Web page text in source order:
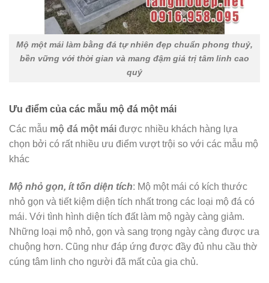
Mộ một mái làm bằng đá tự nhiên đẹp chuẩn phong thuỷ,
bền vững với thời gian và mang đậm giá trị tâm linh cao
quý
Ưu điểm của các mẫu mộ đá một mái
Các mẫu mộ đá một mái được nhiều khách hàng lựa
chọn bởi có rất nhiều ưu điểm vượt trội so với các mẫu mộ
khác
Mộ nhỏ gọn, ít tốn diện tích: Mộ một mái có kích thước
nhỏ gọn và tiết kiệm diện tích nhất trong các loại mộ đá có
mái. Với tình hình diện tích đất làm mộ ngày càng giảm.
Những loại mộ nhỏ, gọn và sang trọng ngày càng được ưa
chuộng hơn. Cũng như đáp ứng được đầy đủ nhu cầu thờ
cúng tâm linh cho người đã mất của gia chủ.